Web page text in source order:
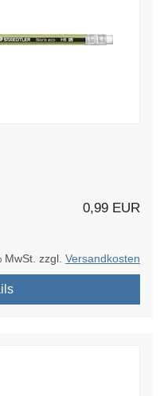
0,99 EUR
MwSt. zzgl. Versandkosten